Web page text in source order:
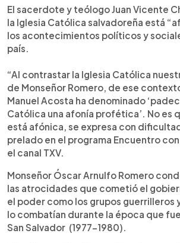
Escuchar artículo
El sacerdote y teólogo Juan Vicente
la Iglesia Católica salvadoreña está
los acontecimientos políticos y
país.
“Al contrastar la Iglesia Católica
de Monseñor Romero, de ese
Manuel Acosta ha denominado
Católica una afonía profética’. No es
está afónica, se expresa con
prelado en el programa Encuentro con
el canal TXV.
Monseñor Óscar Arnulfo Romero
las atrocidades que cometió el
el poder como los grupos guerrilleros
lo combatían durante la época que
San Salvador (1977-1980).